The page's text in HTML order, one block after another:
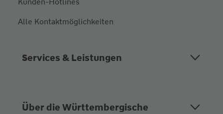
Alle Kontaktmöglichkeiten
Services & Leistungen
Über die Württembergische